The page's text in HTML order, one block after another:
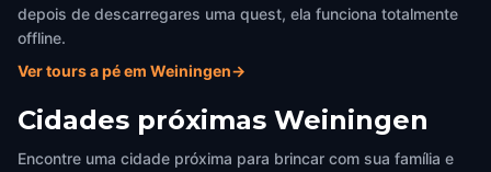
depois de descarregares uma quest, ela funciona totalmente
offline.
Ver tours a pé em Weiningen→
Cidades próximas Weiningen
Encontre uma cidade próxima para brincar com sua família e